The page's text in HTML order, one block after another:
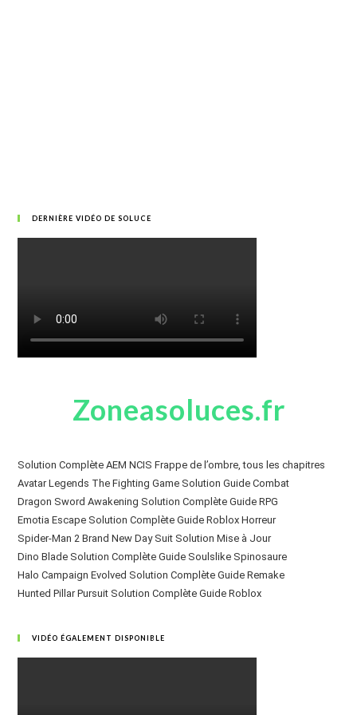
DERNIÈRE VIDÉO DE SOLUCE
Zoneasoluces.fr
Solution Complète AEM NCIS Frappe de l’ombre, tous les chapitres
Avatar Legends The Fighting Game Solution Guide Combat
Dragon Sword Awakening Solution Complète Guide RPG
Emotia Escape Solution Complète Guide Roblox Horreur
Spider-Man 2 Brand New Day Suit Solution Mise à Jour
Dino Blade Solution Complète Guide Soulslike Spinosaure
Halo Campaign Evolved Solution Complète Guide Remake
Hunted Pillar Pursuit Solution Complète Guide Roblox
VIDÉO ÉGALEMENT DISPONIBLE